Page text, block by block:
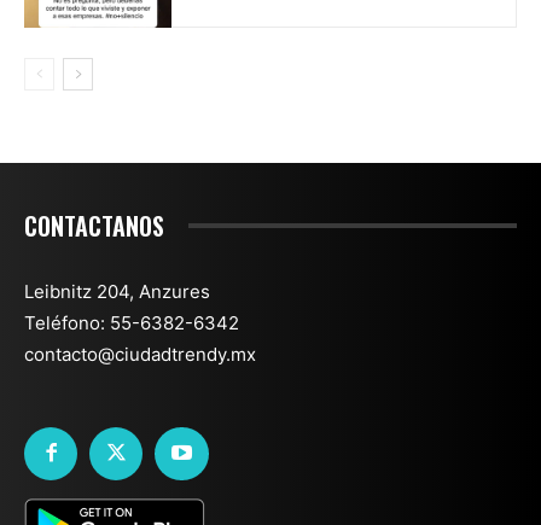
CONTACTANOS
Leibnitz 204, Anzures
Teléfono: 55-6382-6342
contacto@ciudadtrendy.mx